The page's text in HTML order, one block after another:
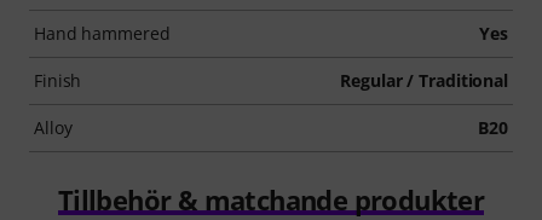
Hand hammered Yes
Finish Regular / Traditional
Alloy B20
Tillbehör & matchande produkter